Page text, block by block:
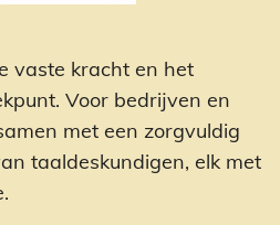
vaste kracht en het
Voor bedrijven en
met een zorgvuldig
taaldeskundigen, elk met